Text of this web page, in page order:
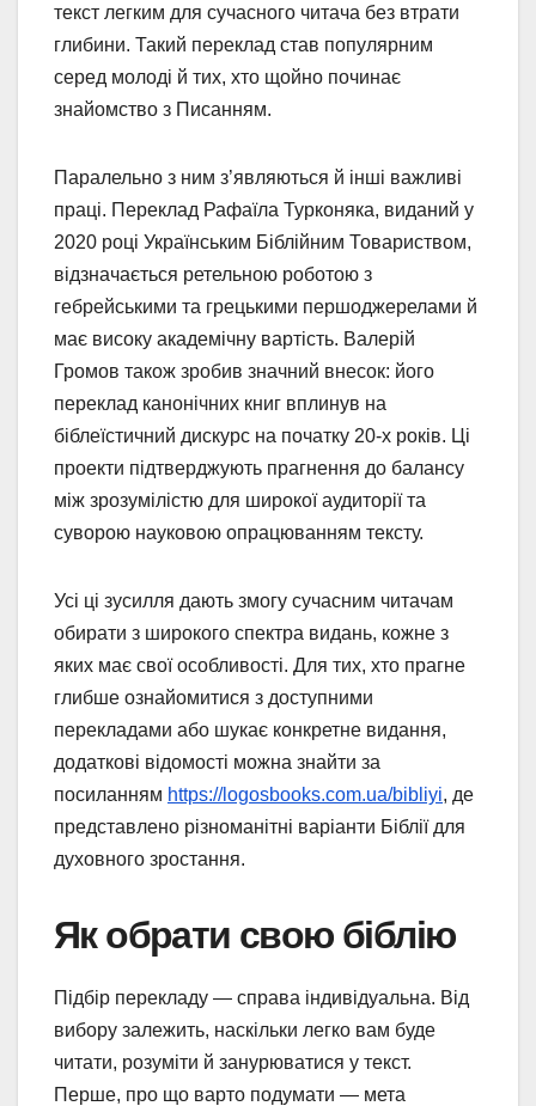
текст легким для сучасного читача без втрати
глибини. Такий переклад став популярним
серед молоді й тих, хто щойно починає
знайомство з Писанням.
Паралельно з ним з’являються й інші важливі
праці. Переклад Рафаїла Турконяка, виданий у
2020 році Українським Біблійним Товариством,
відзначається ретельною роботою з
гебрейськими та грецькими першоджерелами й
має високу академічну вартість. Валерій
Громов також зробив значний внесок: його
переклад канонічних книг вплинув на
біблеїстичний дискурс на початку 20-х років. Ці
проекти підтверджують прагнення до балансу
між зрозумілістю для широкої аудиторії та
суворою науковою опрацюванням тексту.
Усі ці зусилля дають змогу сучасним читачам
обирати з широкого спектра видань, кожне з
яких має свої особливості. Для тих, хто прагне
глибше ознайомитися з доступними
перекладами або шукає конкретне видання,
додаткові відомості можна знайти за
посиланням https://logosbooks.com.ua/bibliyi, де
представлено різноманітні варіанти Біблії для
духовного зростання.
Як обрати свою біблію
Підбір перекладу — справа індивідуальна. Від
вибору залежить, наскільки легко вам буде
читати, розуміти й занурюватися у текст.
Перше, про що варто подумати — мета